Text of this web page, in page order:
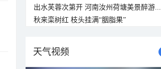
出水芙蓉次第开 河南汝州荷塘美景醉游...
秋来栾树红 枝头挂满“胭脂果”
天气视频